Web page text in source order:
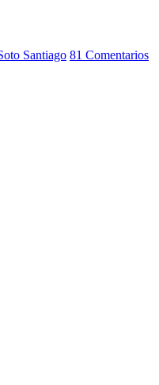
Santiago 81 Comentarios